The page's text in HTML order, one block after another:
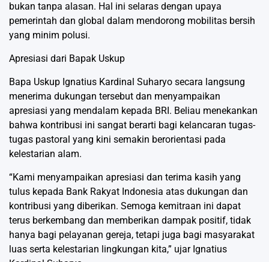
bukan tanpa alasan. Hal ini selaras dengan upaya
pemerintah dan global dalam mendorong mobilitas bersih
yang minim polusi.
Apresiasi dari Bapak Uskup
Bapa Uskup Ignatius Kardinal Suharyo secara langsung
menerima dukungan tersebut dan menyampaikan
apresiasi yang mendalam kepada BRI. Beliau menekankan
bahwa kontribusi ini sangat berarti bagi kelancaran tugas-
tugas pastoral yang kini semakin berorientasi pada
kelestarian alam.
“Kami menyampaikan apresiasi dan terima kasih yang
tulus kepada Bank Rakyat Indonesia atas dukungan dan
kontribusi yang diberikan. Semoga kemitraan ini dapat
terus berkembang dan memberikan dampak positif, tidak
hanya bagi pelayanan gereja, tetapi juga bagi masyarakat
luas serta kelestarian lingkungan kita,” ujar Ignatius